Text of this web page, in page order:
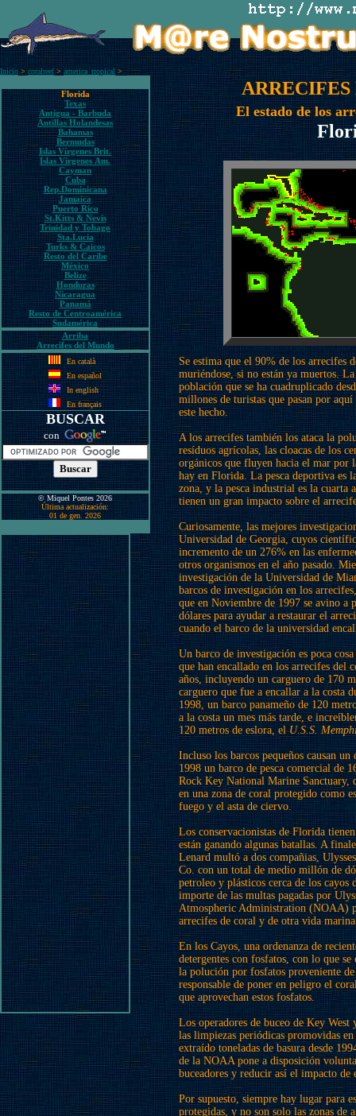
Inicio >coralreef> america_tropical >
Florida
Texas
Antigua - Barbuda
Antillas Holandesas
Bahamas
Bermudas
Islas Vírgenes Brit.
Islas Vírgenes Am.
Cayman
Cuba
Rep.Dominicana
Jamaica
Puerto Rico
St.Kitts & Nevis
Trinidad y Tobago
Sta.Lucia
Turks & Caicos
Resto del Caribe
México
Belize
Honduras
Nicaragua
Panamá
Resto de Centroamérica
Sudamérica
Arriba
Arrecifes del Mundo
En català
En español
In english
En français
BUSCAR
con
© Miquel Pontes 2026
Última actualización:
01 de gen. 2026
El estado de los
Se estima que el 90% de los arrecifes
muriéndose, si no están ya muertos.
población que se ha cuadruplicado
millones de turistas que pasan por
este hecho.
A los arrecifes también los ataca la
resíduos agrícolas, las cloacas de los
orgánicos que fluyen hacia el mar por
hay en Florida. La pesca deportiva es
zona, y la pesca industrial es la cuarta
tienen un gran impacto sobre el
Curiosamente, las mejores
Universidad de Georgia, cuyos
incremento de un 276% en las
otros organismos en el año pasado.
investigación de la Universidad de
barcos de investigación en los
que en Noviembre de 1997 se avino a
dólares para ayudar a restaurar el
cuando el barco de la universidad
Un barco de investigación es poca
que han encallado en los arrecifes del
años, incluyendo un carguero de 170
carguero que fue a encallar a la costa
1998, un barco panameño de 120
a la costa un mes más tarde, e
120 metros de eslora, elU.S.S.
Incluso los barcos pequeños causan un
1998 un barco de pesca comercial de
Rock Key National Marine Sanctuary,
en una zona de coral protegido como
fuego y el asta de ciervo.
Los conservacionistas de Florida
están ganando algunas batallas. A
Lenard multó a dos compañias,
Co. con un total de medio millón de
petroleo y plásticos cerca de los
importe de las multas pagadas por
Atmospheric Administration (NOAA)
arrecifes de coral y de otra vida
En los Cayos, una ordenanza de
detergentes con fosfatos, con lo que
la polución por fosfatos proveniente
responsable de poner en peligro el
que aprovechan estos fosfatos.
Los operadores de buceo de Key West
las limpiezas periódicas promovidas
extraído toneladas de basura desde
de la NOAA pone a disposición
buceadores y reducir así el impacto de
Por supuesto, siempre hay lugar para
protegidas, y no son solo las zonas de